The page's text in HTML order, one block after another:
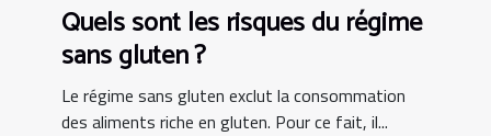
Quels sont les risques du régime
sans gluten ?
Le régime sans gluten exclut la consommation
des aliments riche en gluten. Pour ce fait, il...